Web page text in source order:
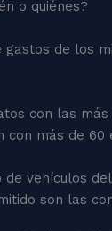
o quiénes?
de los
con las
más de 60
vehículos
son las